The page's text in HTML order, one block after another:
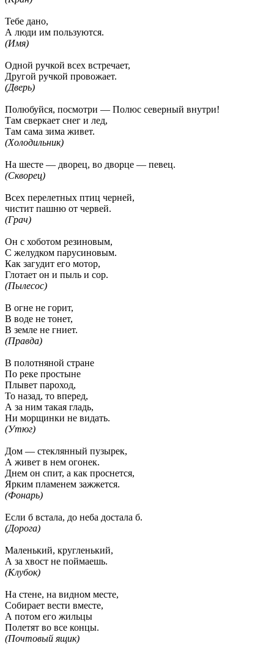
Тебе дано,
А люди им пользуются.
(Имя)
Одной ручкой всех встречает,
Другой ручкой провожает.
(Дверь)
Полюбуйся, посмотри — Полюс северный внутри!
Там сверкает снег и лед,
Там сама зима живет.
(Холодильник)
На шесте — дворец, во дворце — певец.
(Скворец)
Всех перелетных птиц черней,
чистит пашню от червей.
(Грач)
Он с хоботом резиновым,
С желудком парусиновым.
Как загудит его мотор,
Глотает он и пыль и сор.
(Пылесос)
В огне не горит,
В воде не тонет,
В земле не гниет.
(Правда)
В полотняной стране
По реке простыне
Плывет пароход,
То назад, то вперед,
А за ним такая гладь,
Ни морщинки не видать.
(Утюг)
Дом — стеклянный пузырек,
А живет в нем огонек.
Днем он спит, а как проснется,
Ярким пламенем зажжется.
(Фонарь)
Если б встала, до неба достала б.
(Дорога)
Маленький, кругленький,
А за хвост не поймаешь.
(Клубок)
На стене, на видном месте,
Собирает вести вместе,
А потом его жильцы
Полетят во все концы.
(Почтовый ящик)